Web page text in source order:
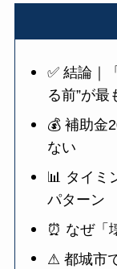
✅ 結論｜
る前”が最
💰 補助金
ない
📊 タイミ
パターン
⏰ なぜ「
⚠ 都城市